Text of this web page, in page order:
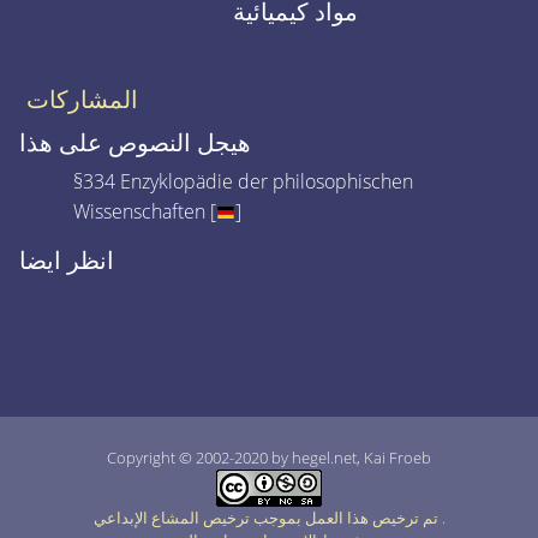
مواد كيميائية
المشاركات
هيجل النصوص على هذا
§334 Enzyklopädie der philosophischen
Wissenschaften [
]
انظر ايضا
Copyright © 2002-2020 by hegel.net, Kai Froeb
.